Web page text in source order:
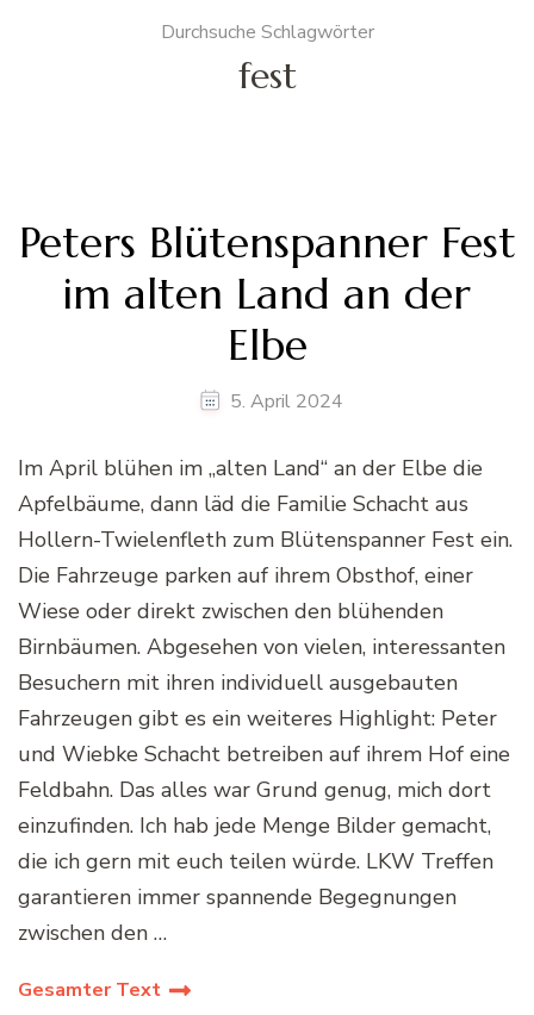
Durchsuche Schlagwörter
fest
Peters Blütenspanner Fest
im alten Land an der
Elbe
5. April 2024
Im April blühen im „alten Land“ an der Elbe die
Apfelbäume, dann läd die Familie Schacht aus
Hollern-Twielenfleth zum Blütenspanner Fest ein.
Die Fahrzeuge parken auf ihrem Obsthof, einer
Wiese oder direkt zwischen den blühenden
Birnbäumen. Abgesehen von vielen, interessanten
Besuchern mit ihren individuell ausgebauten
Fahrzeugen gibt es ein weiteres Highlight: Peter
und Wiebke Schacht betreiben auf ihrem Hof eine
Feldbahn. Das alles war Grund genug, mich dort
einzufinden. Ich hab jede Menge Bilder gemacht,
die ich gern mit euch teilen würde. LKW Treffen
garantieren immer spannende Begegnungen
zwischen den …
Gesamter Text